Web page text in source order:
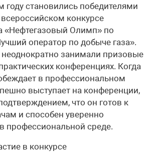
году становились победителями
конкурсе
«Нефтегазовый Олимп» по
оператор по добыче газа».
занимали призовые
конференциях. Когда
в профессиональном
выступает на конференции,
что он готов к
и способен уверенно
профессиональной среде.
в конкурсе